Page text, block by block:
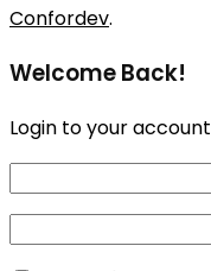
Confordev.
Welcome Back!
Login to your